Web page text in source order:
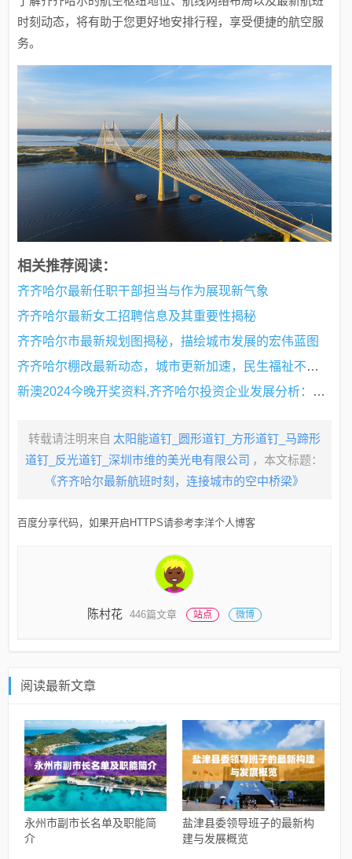
时刻动态，将有助于您更好地安排行程，享受便捷的航空服
务。
相关推荐阅读：
齐齐哈尔最新任职干部担当与作为展现新气象
齐齐哈尔最新女工招聘信息及其重要性揭秘
齐齐哈尔市最新规划图揭秘，描绘城市发展的宏伟蓝图
齐齐哈尔棚改最新动态，城市更新加速，民生福祉不断提升
新澳2024今晚开奖资料,齐齐哈尔投资企业发展分析：TUJ8.06.7的前景与机遇
转载请注明来自 太阳能道钉_圆形道钉_方形道钉_马蹄形
道钉_反光道钉_深圳市维的美光电有限公司 ，本文标题：
《齐齐哈尔最新航班时刻，连接城市的空中桥梁》
百度分享代码，如果开启HTTPS请参考李洋个人博客
陈村花 446篇文章 站点 微博
阅读最新文章
永州市副市长名单及职能简
介
盐津县委领导班子的最新构
建与发展概览